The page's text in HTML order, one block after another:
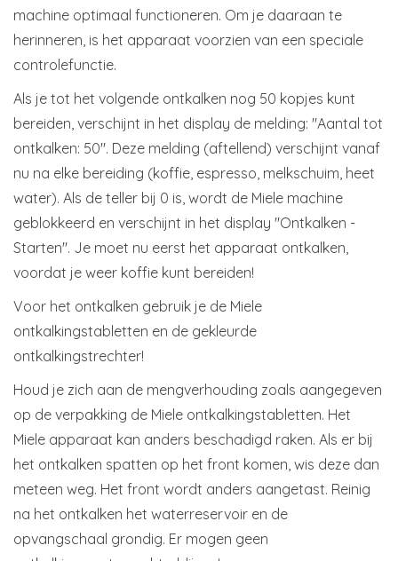
machine optimaal functioneren. Om je daaraan te
herinneren, is het apparaat voorzien van een speciale
controlefunctie.
Als je tot het volgende ontkalken nog 50 kopjes kunt
bereiden, verschijnt in het display de melding: "Aantal tot
ontkalken: 50". Deze melding (aftellend) verschijnt vanaf
nu na elke bereiding (koffie, espresso, melkschuim, heet
water). Als de teller bij 0 is, wordt de Miele machine
geblokkeerd en verschijnt in het display "Ontkalken -
Starten". Je moet nu eerst het apparaat ontkalken,
voordat je weer koffie kunt bereiden!
Voor het ontkalken gebruik je de Miele
ontkalkingstabletten en de gekleurde
ontkalkingstrechter!
Houd je zich aan de mengverhouding zoals aangegeven
op de verpakking de Miele ontkalkingstabletten. Het
Miele apparaat kan anders beschadigd raken. Als er bij
het ontkalken spatten op het front komen, wis deze dan
meteen weg. Het front wordt anders aangetast. Reinig
na het ontkalken het waterreservoir en de
opvangschaal grondig. Er mogen geen